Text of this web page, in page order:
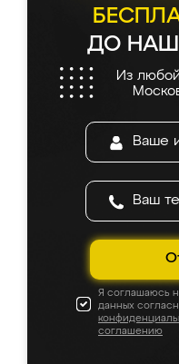
ДО
Из
Я соглашаюсь
данных
соглашению